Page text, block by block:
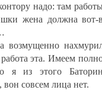
надо: там
жена должна вот-
возмущенно
эта. Имеем
я из этого
совсем лица нет.